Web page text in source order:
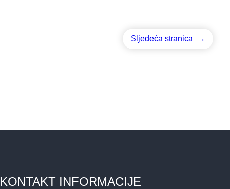
Sljedeća stranica →
KONTAKT INFORMACIJE